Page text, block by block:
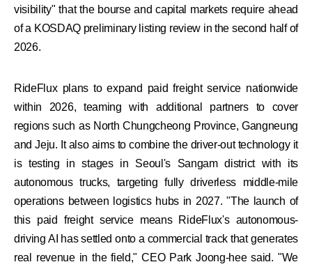
visibility" that the bourse and capital markets require ahead
of a KOSDAQ preliminary listing review in the second half of
2026.
RideFlux plans to expand paid freight service nationwide
within 2026, teaming with additional partners to cover
regions such as North Chungcheong Province, Gangneung
and Jeju. It also aims to combine the driver-out technology it
is testing in stages in Seoul's Sangam district with its
autonomous trucks, targeting fully driverless middle-mile
operations between logistics hubs in 2027. "The launch of
this paid freight service means RideFlux's autonomous-
driving AI has settled onto a commercial track that generates
real revenue in the field," CEO Park Joong-hee said. "We